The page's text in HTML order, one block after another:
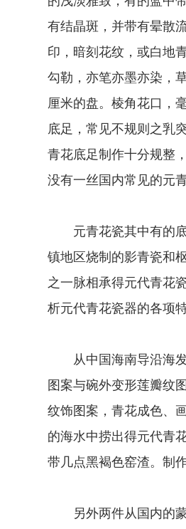
有结晶斑，并带有晕散
印，暗刻花纹，或白地
勾勒，亦笔亦墨亦染，
厘米的盘。棱角花口，
底足，常见不规则之乳
青花底足制作十分规整
没有一丝国内常见的元
元青花瓷其中有的底
镇地区烧制的影青瓷和
之一脉相承得元代青花
析元代青花瓷器的各项特
从中国海南导沿海发
图案与碗外变形莲瓣纹
纹饰图案，青花成色、
的海水中捞出得元代青
带几点黑褐色窑渣。制
另外两件从国内的蒙